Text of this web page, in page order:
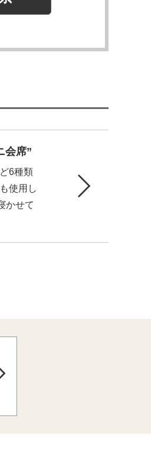
会席”
6種類
使用し
かせて